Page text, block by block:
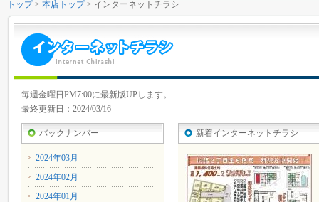
トップ> 本店トップ> インターネットチラシ
毎週金曜日PM7:00に最新版UPします。
最終更新日：2024/03/16
バックナンバー
2024年03月
2024年02月
2024年01月
新着インターネットチラシ